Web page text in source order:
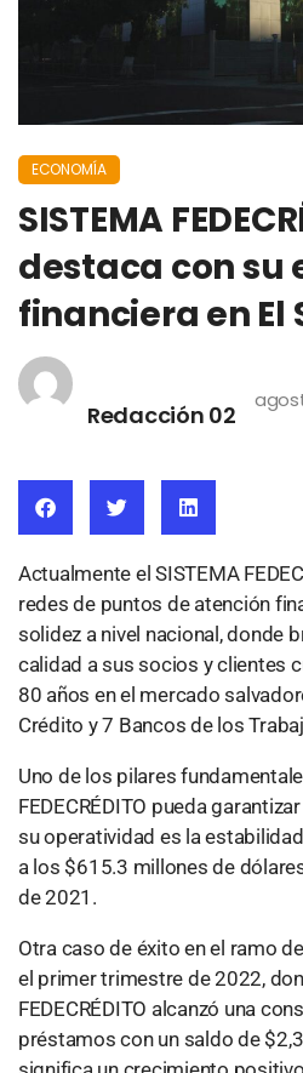
ECONOMÍA
SISTEMA
destaca con su
financiera en El
Redacción 02
Actualmente el SISTEMA
redes de puntos de atención
solidez a nivel nacional, donde
calidad a sus socios y clientes
80 años en el mercado
Crédito y 7 Bancos de los
Uno de los pilares
FEDECRÉDITO pueda
su operatividad es la
a los $615.3 millones de
de 2021.
Otra caso de éxito en el ramo
el primer trimestre de 2022,
FEDECRÉDITO alcanzó una
préstamos con un saldo de